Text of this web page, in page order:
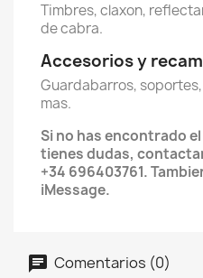
Timbres, claxon,
de cabra.
Accesorios y
Guardabarros,
mas.
Si no has encontrado
tienes dudas,
+34 696403761.
iMessage.
Comentarios (0)